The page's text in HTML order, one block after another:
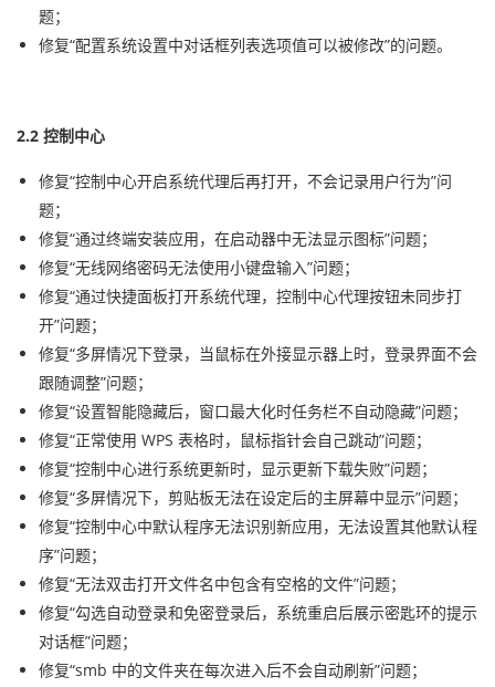
题；
修复“配置系统设置中对话框列表选项值可以被修改”的问题。
2.2 控制中心
修复“控制中心开启系统代理后再打开，不会记录用户行为”问
题；
修复“通过终端安装应用，在启动器中无法显示图标”问题；
修复“无线网络密码无法使用小键盘输入”问题；
修复“通过快捷面板打开系统代理，控制中心代理按钮未同步打
开”问题；
修复“多屏情况下登录，当鼠标在外接显示器上时，登录界面不会
跟随调整”问题；
修复“设置智能隐藏后，窗口最大化时任务栏不自动隐藏”问题；
修复“正常使用 WPS 表格时，鼠标指针会自己跳动”问题；
修复“控制中心进行系统更新时，显示更新下载失败”问题；
修复“多屏情况下，剪贴板无法在设定后的主屏幕中显示”问题；
修复“控制中心中默认程序无法识别新应用，无法设置其他默认程
序”问题；
修复“无法双击打开文件名中包含有空格的文件”问题；
修复“勾选自动登录和免密登录后，系统重启后展示密匙环的提示
对话框”问题；
修复“smb 中的文件夹在每次进入后不会自动刷新”问题；